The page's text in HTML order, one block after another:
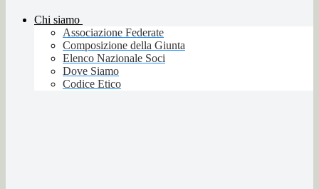
Chi siamo
Associazione Federate
Composizione della Giunta
Elenco Nazionale Soci
Dove Siamo
Codice Etico